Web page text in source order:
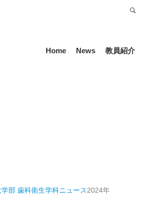
Home News 教員紹介
部 歯科衛生学科ニュース2024年